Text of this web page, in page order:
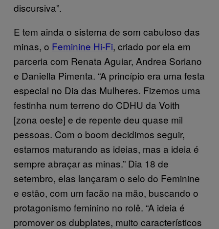
discursiva”.
E tem ainda o sistema de som cabuloso das
minas, o Feminine Hi-Fi, criado por ela em
parceria com Renata Aguiar, Andrea Soriano
e Daniella Pimenta. “A princípio era uma festa
especial no Dia das Mulheres. Fizemos uma
festinha num terreno do CDHU da Voith
[zona oeste] e de repente deu quase mil
pessoas. Com o boom decidimos seguir,
estamos maturando as ideias, mas a ideia é
sempre abraçar as minas.” Dia 18 de
setembro, elas lançaram o selo do Feminine
e estão, com um facão na mão, buscando o
protagonismo feminino no rolê. “A ideia é
promover os dubplates, muito característicos